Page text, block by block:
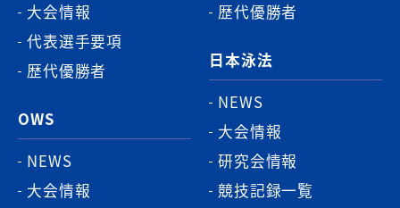
大会情報
代表選手要項
歴代優勝者
OWS
NEWS
大会情報
歴代優勝者
日本泳法
NEWS
大会情報
研究会情報
競技記録一覧